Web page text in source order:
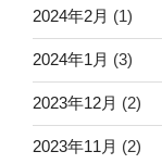
2024年2月 (1)
2024年1月 (3)
2023年12月 (2)
2023年11月 (2)